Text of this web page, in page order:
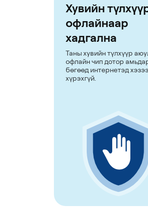
Хувийн
офлайнаар
хадгална
Таны хувийн түлхүүр
офлайн чип дотор
бөгөөд интернетэд
хүрэхгүй.